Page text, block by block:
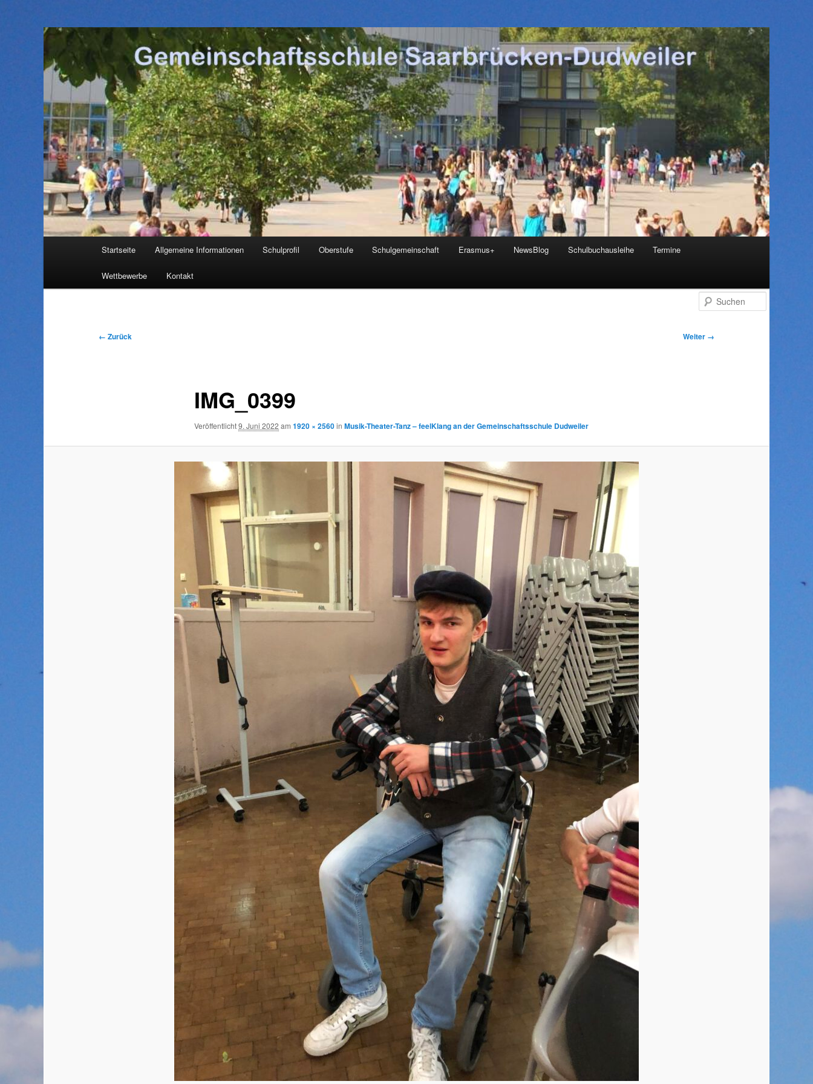
Zum
Inhalt
Startseite Allgemeine Informationen Schulprofil Oberstufe Schulgemeinschaft Erasmus+ NewsBlog Schulbuchausleihe Termine
Wettbewerbe Kontakt
Bilder-
← Zurück Weiter →
IMG_0399
Veröffentlicht9. Juni 2022 am1920 × 2560inMusik-Theater-Tanz – feelKlang an der Gemeinschaftsschule Dudweiler